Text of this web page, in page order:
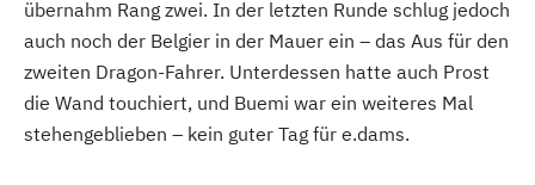
übernahm Rang zwei. In der letzten Runde schlug jedoch
auch noch der Belgier in der Mauer ein – das Aus für den
zweiten Dragon-Fahrer. Unterdessen hatte auch Prost
die Wand touchiert, und Buemi war ein weiteres Mal
stehengeblieben – kein guter Tag für e.dams.